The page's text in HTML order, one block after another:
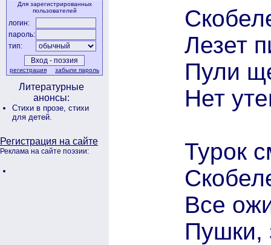
Для зарегистрированных
пользователей
логин:
пароль:
тип:
регистрация забыли пароль
Литературные
анонсы:
Стихи в прозе, стихи
для детей.
Регистрация на сайте
Реклама на сайте поэзии:
Лезет
Пули
Нет
Турок
Все
Пушки,